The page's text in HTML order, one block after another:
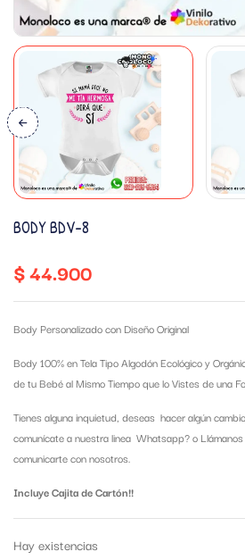
BODY BDV-8
$44.900
Body Personalizado con Diseño Original
Body 100% en Tela Tipo Algodón Ecológico y
de tu Bebé al Mismo Tiempo que lo Vistes de una
Tienes alguna inquietud, deseas hacer algún
comunícate a nuestra linea Whatsapp?o
comunicarte con nosotros.
Incluye Cajita de Cartón!!
Hay existencias